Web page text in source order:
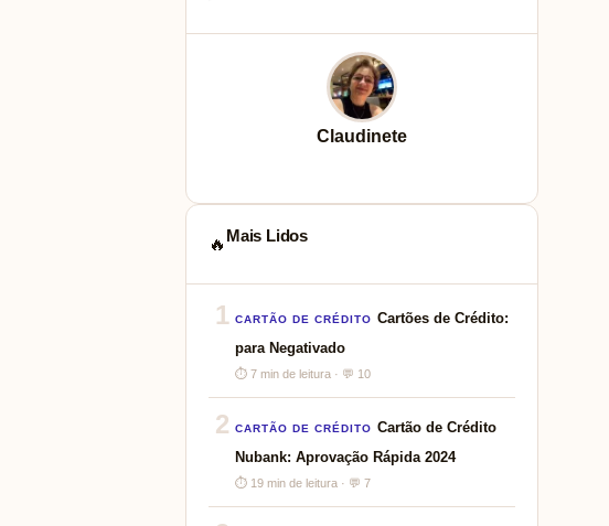
Claudinete
🔥 Mais Lidos
1 CARTÃO DE CRÉDITO Cartões de Crédito:
para Negativado
⏱ 7 min de leitura · 💬 10
2 CARTÃO DE CRÉDITO Cartão de Crédito
Nubank: Aprovação Rápida 2024
⏱ 19 min de leitura · 💬 7